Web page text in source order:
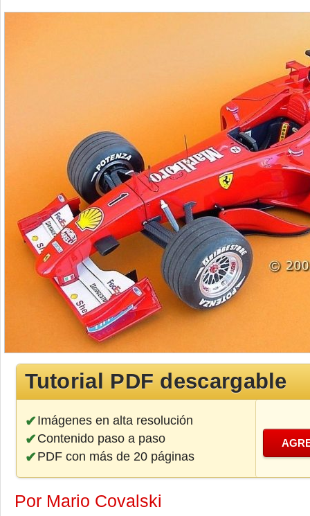
Tutorial PDF descargable
Imágenes en alta resolución
Contenido paso a paso
PDF con más de 20 páginas
Por Mario Covalski